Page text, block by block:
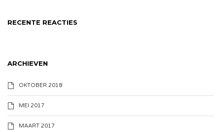
RECENTE REACTIES
ARCHIEVEN
OKTOBER 2018
MEI 2017
MAART 2017